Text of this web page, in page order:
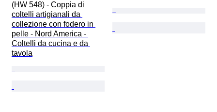
(HW 548) - Coppia di
coltelli artigianali da
collezione con fodero in
pelle - Nord America -
Coltelli da cucina e da
tavola